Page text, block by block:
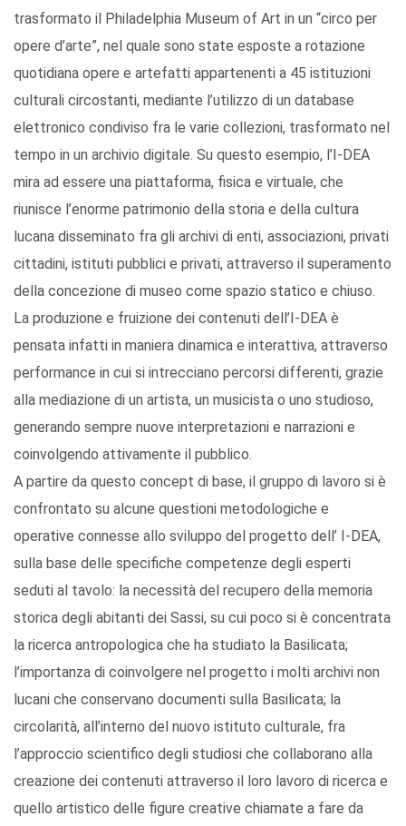
trasformato il Philadelphia Museum of Art in un “circo per
opere d’arte”, nel quale sono state esposte a rotazione
quotidiana opere e artefatti appartenenti a 45 istituzioni
culturali circostanti, mediante l’utilizzo di un database
elettronico condiviso fra le varie collezioni, trasformato nel
tempo in un archivio digitale. Su questo esempio, l’I-DEA
mira ad essere una piattaforma, fisica e virtuale, che
riunisce l’enorme patrimonio della storia e della cultura
lucana disseminato fra gli archivi di enti, associazioni, privati
cittadini, istituti pubblici e privati, attraverso il superamento
della concezione di museo come spazio statico e chiuso.
La produzione e fruizione dei contenuti dell’I-DEA è
pensata infatti in maniera dinamica e interattiva, attraverso
performance in cui si intrecciano percorsi differenti, grazie
alla mediazione di un artista, un musicista o uno studioso,
generando sempre nuove interpretazioni e narrazioni e
coinvolgendo attivamente il pubblico.
A partire da questo concept di base, il gruppo di lavoro si è
confrontato su alcune questioni metodologiche e
operative connesse allo sviluppo del progetto dell’ I-DEA,
sulla base delle specifiche competenze degli esperti
seduti al tavolo: la necessità del recupero della memoria
storica degli abitanti dei Sassi, su cui poco si è concentrata
la ricerca antropologica che ha studiato la Basilicata;
l’importanza di coinvolgere nel progetto i molti archivi non
lucani che conservano documenti sulla Basilicata; la
circolarità, all’interno del nuovo istituto culturale, fra
l’approccio scientifico degli studiosi che collaborano alla
creazione dei contenuti attraverso il loro lavoro di ricerca e
quello artistico delle figure creative chiamate a fare da